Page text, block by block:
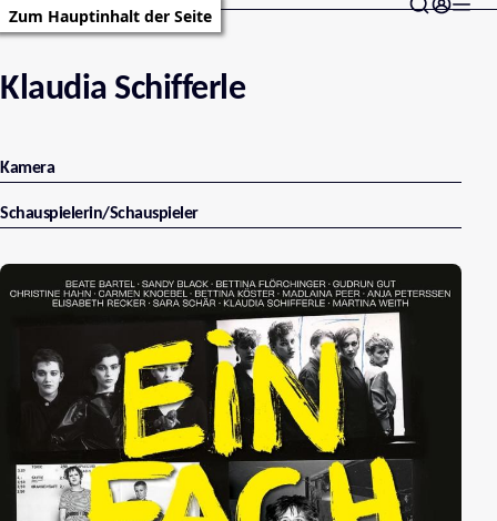
Zum Hauptinhalt der Seite
Klaudia Schifferle
Kamera
Schauspielerin/Schauspieler